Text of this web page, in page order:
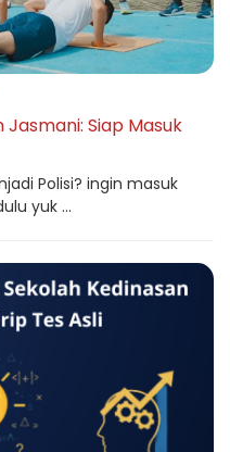
Siap Masuk
Polisi? ingin masuk
yuk ...